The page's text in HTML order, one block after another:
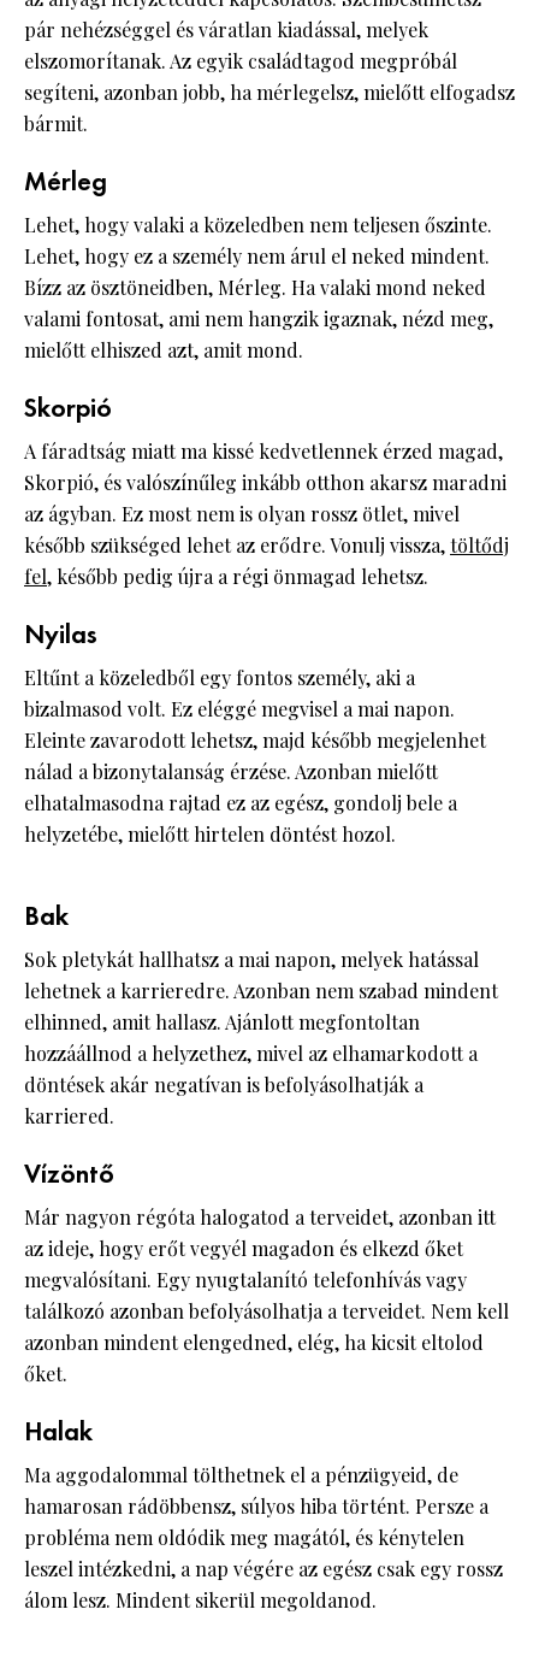
pár nehézséggel és váratlan kiadással, melyek
elszomorítanak. Az egyik családtagod megpróbál
segíteni, azonban jobb, ha mérlegelsz, mielőtt elfogadsz
bármit.
Mérleg
Lehet, hogy valaki a közeledben nem teljesen őszinte.
Lehet, hogy ez a személy nem árul el neked mindent.
Bízz az ösztöneidben, Mérleg. Ha valaki mond neked
valami fontosat, ami nem hangzik igaznak, nézd meg,
mielőtt elhiszed azt, amit mond.
Skorpió
A fáradtság miatt ma kissé kedvetlennek érzed magad,
Skorpió, és valószínűleg inkább otthon akarsz maradni
az ágyban. Ez most nem is olyan rossz ötlet, mivel
később szükséged lehet az erődre. Vonulj vissza,töltődj
fel, később pedig újra a régi önmagad lehetsz.
Nyilas
Eltűnt a közeledből egy fontos személy, aki a
bizalmasod volt. Ez eléggé megvisel a mai napon.
Eleinte zavarodott lehetsz, majd később megjelenhet
nálad a bizonytalanság érzése. Azonban mielőtt
elhatalmasodna rajtad ez az egész, gondolj bele a
helyzetébe, mielőtt hirtelen döntést hozol.
Bak
Sok pletykát hallhatsz a mai napon, melyek hatással
lehetnek a karrieredre. Azonban nem szabad mindent
elhinned, amit hallasz. Ajánlott megfontoltan
hozzáállnod a helyzethez, mivel az elhamarkodott a
döntések akár negatívan is befolyásolhatják a
karriered.
Vízöntő
Már nagyon régóta halogatod a terveidet, azonban itt
az ideje, hogy erőt vegyél magadon és elkezd őket
megvalósítani. Egy nyugtalanító telefonhívás vagy
találkozó azonban befolyásolhatja a terveidet. Nem kell
azonban mindent elengedned, elég, ha kicsit eltolod
őket.
Halak
Ma aggodalommal tölthetnek el a pénzügyeid, de
hamarosan rádöbbensz, súlyos hiba történt. Persze a
probléma nem oldódik meg magától, és kénytelen
leszel intézkedni, a nap végére az egész csak egy rossz
álom lesz. Mindent sikerül megoldanod.